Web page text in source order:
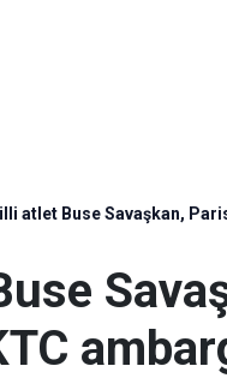
atlet Buse Savaşkan,